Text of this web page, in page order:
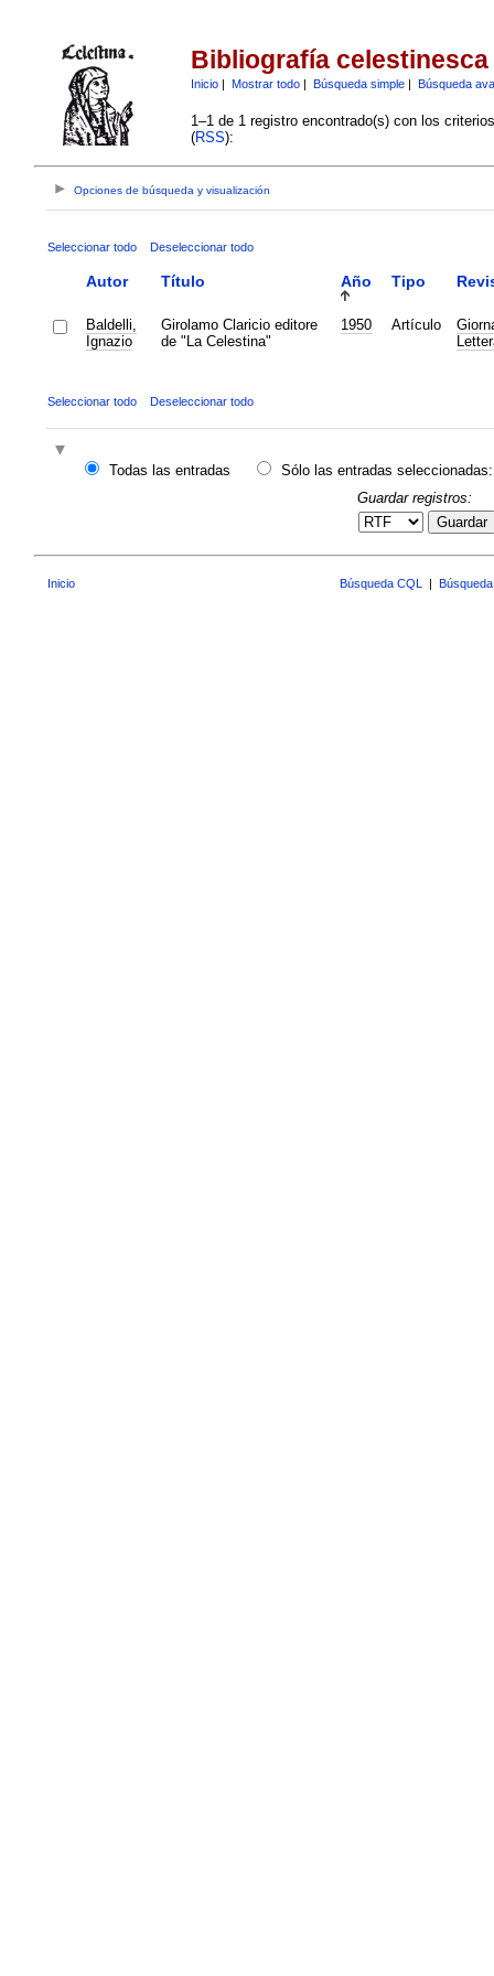
Bibliografía celestinesca
Inicio| Mostrar todo| Búsqueda simple| Búsqueda
1–1 de 1 registro encontrado(s) con los
(RSS):
Opciones de búsqueda y visualización
Seleccionar todo Deseleccionar todo
Autor Título Año Tipo
Baldelli,
Ignazio
Girolamo Claricio editore
de "La Celestina"
1950 Artículo
Seleccionar todo Deseleccionar todo
Todas las entradas
Sólo las entradas seleccionadas:
Guardar registros:
Guardar
Inicio Búsqueda CQL